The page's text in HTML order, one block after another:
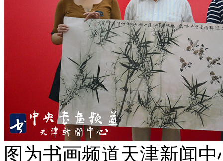
图为书画频道天津新闻